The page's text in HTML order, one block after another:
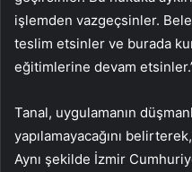
işlemden vazgeçsinler.
teslim etsinler ve burada
eğitimlerine devam
Tanal, uygulamanın
yapılamayacağını
Aynı şekilde İzmir